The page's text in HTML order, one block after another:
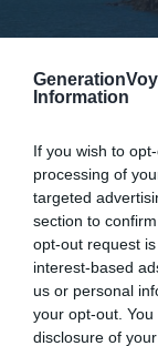
Information
If you wish to
processing of
targeted
section to
opt-out request
interest-based
us or personal
your opt-out.
disclosure of
Pourquoi nous
réaménagée,
sculptures,